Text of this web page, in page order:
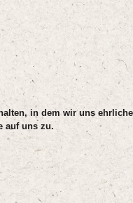
in dem wir uns
auf uns zu.